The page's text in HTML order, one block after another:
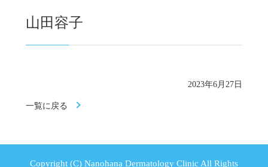
山田容子
2023年6月27日
一覧に戻る
Copyright (C) Nanohana Dermatology Clinic All Rights